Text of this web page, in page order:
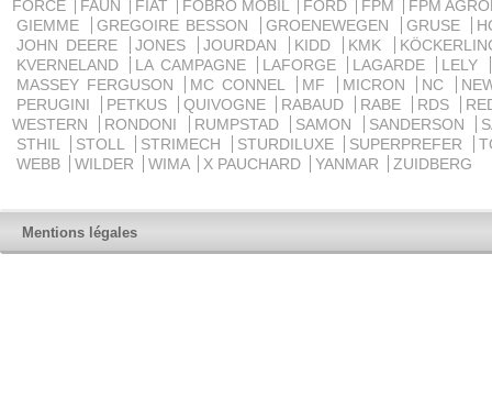
FORCE
FAUN FIAT FOBRO MOBIL FORD FPM
FPM
GIEMME
GREGOIRE BESSON GROENEWEGEN GRUSE
JOHN DEERE
JONES JOURDAN KIDD KMK
KVERNELAND
LA CAMPAGNE LAFORGE LAGARDE
LELY
MASSEY FERGUSON
MC CONNEL MF MICRON NC
PERUGINI
PETKUS QUIVOGNE RABAUD RABE RDS
WESTERN
RONDONI RUMPSTAD SAMON SANDERSON
STHIL
STOLL STRIMECH STURDILUXE SUPERPREFER
WEBB
WILDER WIMA X PAUCHARD YANMAR ZUIDBERG
Mentions légales